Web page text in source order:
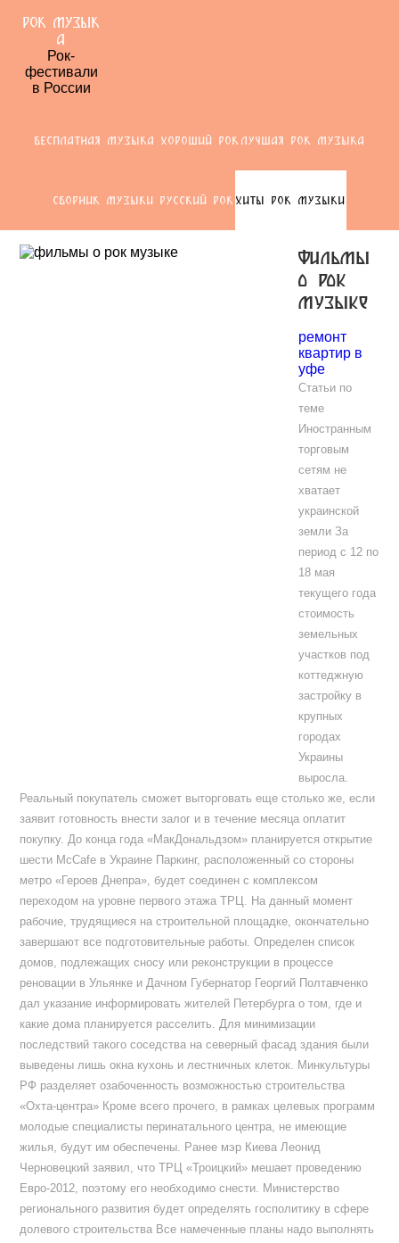
РОК МУЗЫК
А
Рок-
фестивали
в России
БЕСПЛАТНАЯ МУЗЫКА ХОРОШИЙ РОК ЛУЧШАЯ РОК МУЗЫКА
СБОРНИК МУЗЫКИ РУССКИЙ РОК ХИТЫ РОК МУЗЫКИ
фильмы
о рок
музыке
ремонт
квартир в
уфе
Статьи по
теме
Иностранным
торговым
сетям не
хватает
украинской
земли За
период с 12 по
18 мая
текущего года
стоимость
земельных
участков под
коттеджную
застройку в
крупных
городах
Украины
выросла.
Реальный покупатель сможет выторговать еще столько же, если
заявит готовность внести залог и в течение месяца оплатит
покупку. До конца года «МакДональдзом» планируется открытие
шести McCafe в Украине Паркинг, расположенный со стороны
метро «Героев Днепра», будет соединен с комплексом
переходом на уровне первого этажа ТРЦ. На данный момент
рабочие, трудящиеся на строительной площадке, окончательно
завершают все подготовительные работы. Определен список
домов, подлежащих сносу или реконструкции в процессе
реновации в Ульянке и Дачном Губернатор Георгий Полтавченко
дал указание информировать жителей Петербурга о том, где и
какие дома планируется расселить. Для минимизации
последствий такого соседства на северный фасад здания были
выведены лишь окна кухонь и лестничных клеток. Минкультуры
РФ разделяет озабоченность возможностью строительства
«Охта-центра» Кроме всего прочего, в рамках целевых программ
молодые специалисты перинатального центра, не имеющие
жилья, будут им обеспечены. Ранее мэр Киева Леонид
Черновецкий заявил, что ТРЦ «Троицкий» мешает проведению
Евро-2012, поэтому его необходимо снести. Министерство
регионального развития будет определять госполитику в сфере
долевого строительства Все намеченные планы надо выполнять